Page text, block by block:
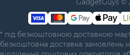
GadgetGuys ©
* під безкоштовною доставкою
безкоштовна доставка замовлень